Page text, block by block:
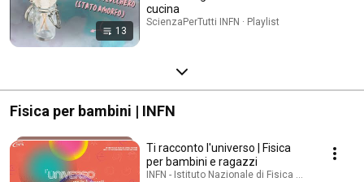
13
cucina
ScienzaPerTutti INFN · Playlist
Fisica per bambini | INFN
Ti racconto l'universo | Fisica
per bambini e ragazzi
INFN - Istituto Nazionale di Fisica Nucleare ·